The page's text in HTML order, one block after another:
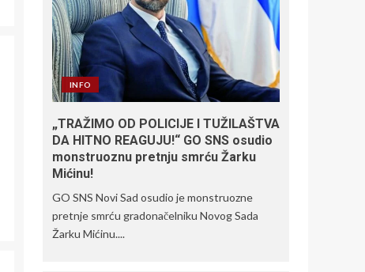
INFO
„TRAŽIMO OD POLICIJE I TUŽILAŠTVA
DA HITNO REAGUJU!“ GO SNS osudio
monstruoznu pretnju smrću Žarku
Mićinu!
GO SNS Novi Sad osudio je monstruozne
pretnje smrću gradonačelniku Novog Sada
Žarku Mićinu....